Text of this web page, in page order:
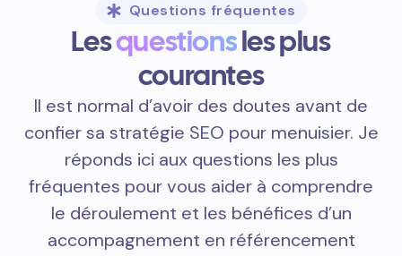
Questions fréquentes
Lesquestionsles plus
courantes
Il est normal d’avoir des doutes avant de
confier sa stratégie SEO pour menuisier. Je
réponds ici aux questions les plus
fréquentes pour vous aider à comprendre
le déroulement et les bénéfices d’un
accompagnement en référencement